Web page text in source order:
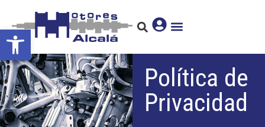
Abrir barra de herramientas
Política de
Privacidad